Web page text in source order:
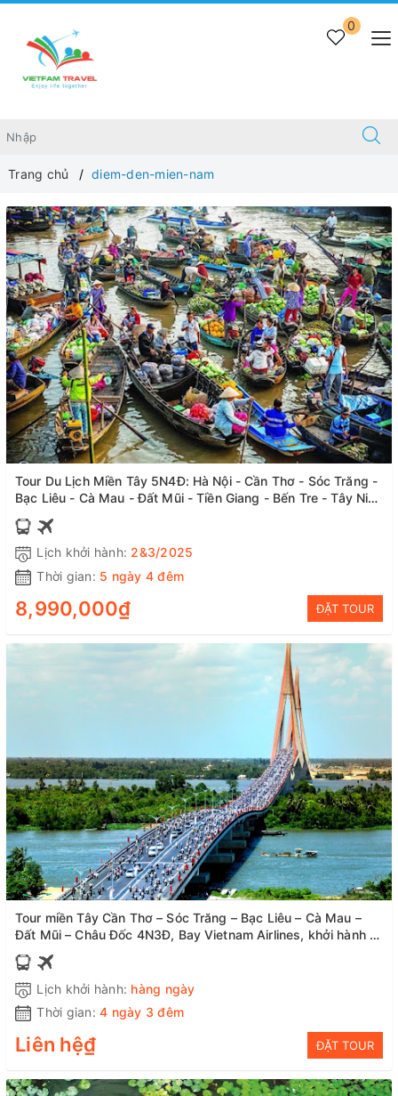
0
Trang chủ diem-den-mien-nam
Tour Du Lịch Miền Tây 5N4Đ: Hà Nội - Cần Thơ - Sóc Trăng -
Bạc Liêu - Cà Mau - Đất Mũi - Tiền Giang - Bến Tre - Tây Ninh
Lịch khởi hành: 2&3/2025
Thời gian: 5 ngày 4 đêm
8,990,000₫ ĐẶT TOUR
Tour miền Tây Cần Thơ – Sóc Trăng – Bạc Liêu – Cà Mau –
Đất Mũi – Châu Đốc 4N3Đ, Bay Vietnam Airlines, khởi hành từ
Hà Nội, giá ưu đãi
Lịch khởi hành: hàng ngày
Thời gian: 4 ngày 3 đêm
Liên hệ₫ ĐẶT TOUR